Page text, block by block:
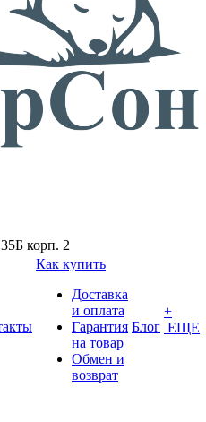
корп. 2
Как купить
Доставка
и оплата
Гарантия
на товар
Обмен и
возврат
Блог
+
ЕЩЕ